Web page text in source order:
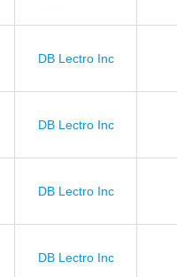
DB Lectro Inc
DB Lectro Inc
DB Lectro Inc
DB Lectro Inc